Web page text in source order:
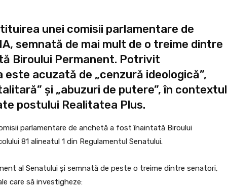
unei comisii parlamentare de
semnată de mai mult de o treime dintre
Biroului Permanent. Potrivit
acuzată de „cenzură ideologică”,
și „abuzuri de putere”, în contextul
postului Realitatea Plus.
parlamentare de anchetă a fost înaintată Biroului
81 alineatul 1 din Regulamentul Senatului.
al Senatului și semnată de peste o treime dintre senatori,
care să investigheze: